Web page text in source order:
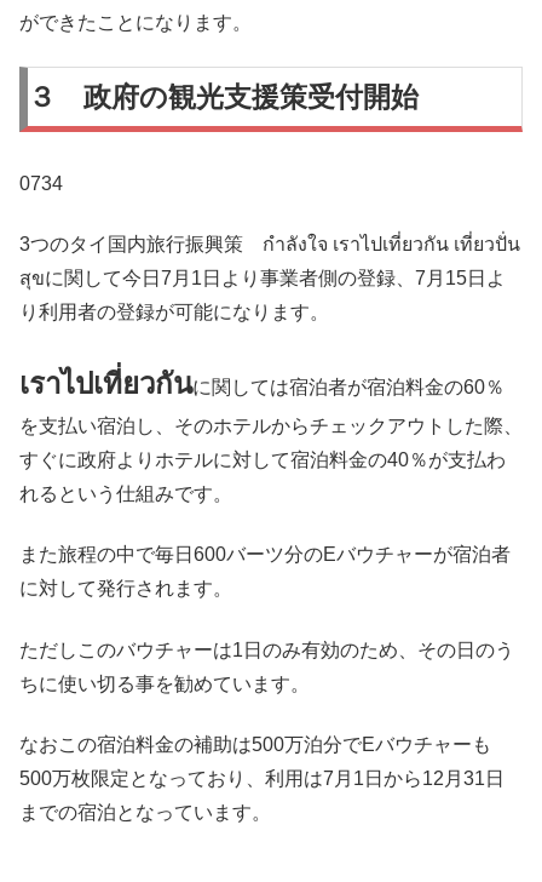
ができたことになります。
３ 政府の観光支援策受付開始
0734
3つのタイ国内旅行振興策 กำลังใจ เราไปเที่ยวกัน เที่ยวปั่น
สุขに関して今日7月1日より事業者側の登録、7月15日よ
り利用者の登録が可能になります。
เราไปเที่ยวกันに関しては宿泊者が宿泊料金の60％
を支払い宿泊し、そのホテルからチェックアウトした際、
すぐに政府よりホテルに対して宿泊料金の40％が支払わ
れるという仕組みです。
また旅程の中で毎日600バーツ分のEバウチャーが宿泊者
に対して発行されます。
ただしこのバウチャーは1日のみ有効のため、その日のう
ちに使い切る事を勧めています。
なおこの宿泊料金の補助は500万泊分でEバウチャーも
500万枚限定となっており、利用は7月1日から12月31日
までの宿泊となっています。